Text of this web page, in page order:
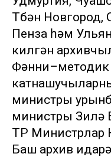
Түбән Новгород,
Пенза һәм
килгән
Фәнни–методик
министры
министры Зилә
ТР Министрлар
Баш архив